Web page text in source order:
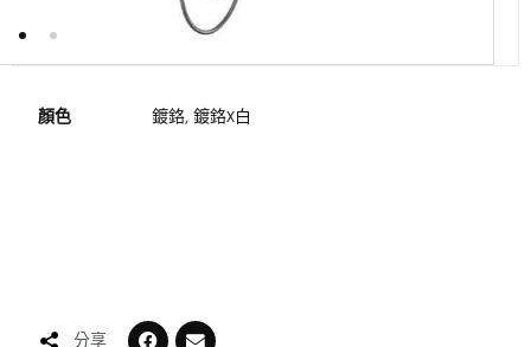
顏色 鍍鉻, 鍍鉻X白
分享